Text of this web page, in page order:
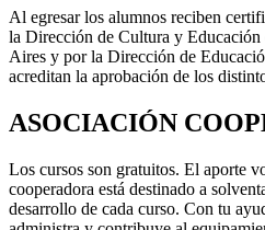
Al egresar los alumnos reciben
la Dirección de Cultura y
Aires y por la Dirección de
acreditan la aprobación de los
ASOCIACIÓN
Los cursos son gratuitos. El aporte
cooperadora está destinado a
desarrollo de cada curso. Con tu